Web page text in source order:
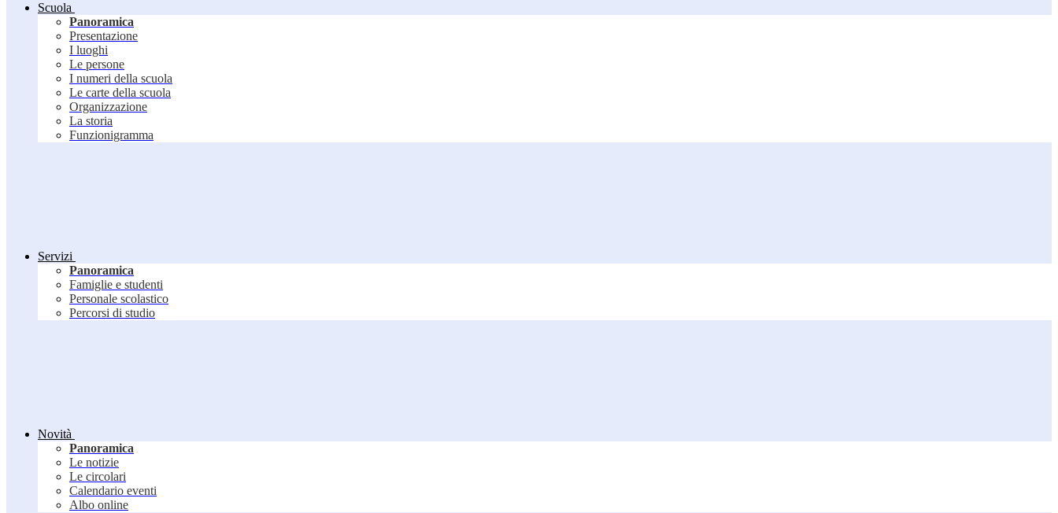
Scuola
Panoramica
Presentazione
I luoghi
Le persone
I numeri della scuola
Le carte della scuola
Organizzazione
La storia
Funzionigramma
Servizi
Panoramica
Famiglie e studenti
Personale scolastico
Percorsi di studio
Novità
Panoramica
Le notizie
Le circolari
Calendario eventi
Albo online